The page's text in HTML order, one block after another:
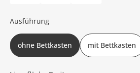
Ausführung
ohne Bettkasten mit Bettkasten